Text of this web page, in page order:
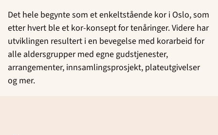
Det hele begynte som et enkeltstående kor i Oslo, som
etter hvert ble et kor-konsept for tenåringer. Videre har
utviklingen resultert i en bevegelse med korarbeid for
alle aldersgrupper med egne gudstjenester,
arrangementer, innsamlingsprosjekt, plateutgivelser
og mer.